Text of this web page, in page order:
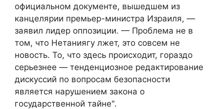
официальном документе, вышедшем из
канцелярии премьер-министра Израиля, —
заявил лидер оппозиции. — Проблема не в
том, что Нетаниягу лжет, это совсем не
новость. То, что здесь происходит, гораздо
серьезнее — тенденциозное редактирование
дискуссий по вопросам безопасности
является нарушением закона о
государственной тайне".